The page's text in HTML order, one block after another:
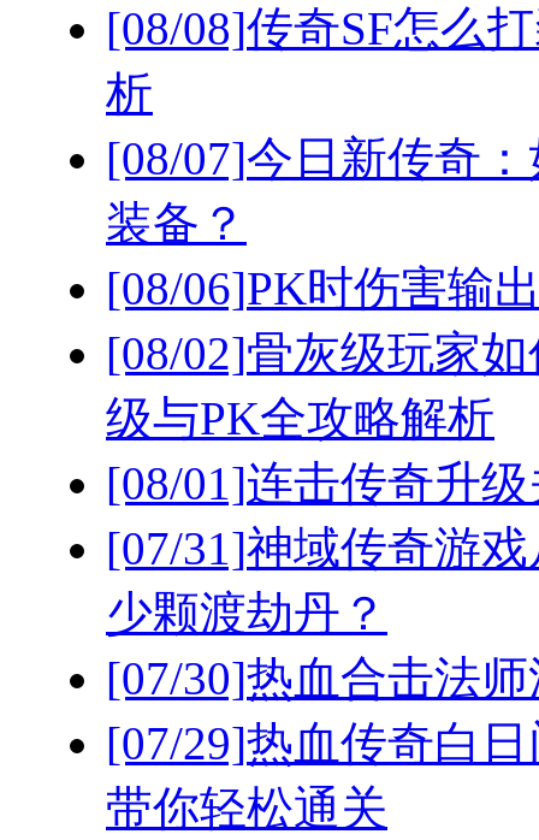
[08/08]传奇SF怎么
析
[08/07]今日新传奇
装备？
[08/06]PK时伤害输
[08/02]骨灰级玩家
级与PK全攻略解析
[08/01]连击传奇升
[07/31]神域传奇游
少颗渡劫丹？
[07/30]热血合击法
[07/29]热血传奇白
带你轻松通关